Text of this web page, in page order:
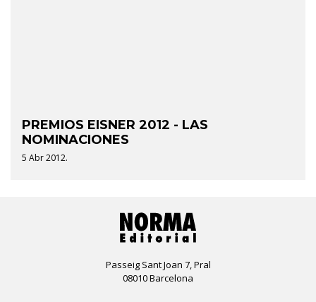
PREMIOS EISNER 2012 - LAS
NOMINACIONES
5 Abr 2012.
Passeig Sant Joan 7, Pral
08010 Barcelona